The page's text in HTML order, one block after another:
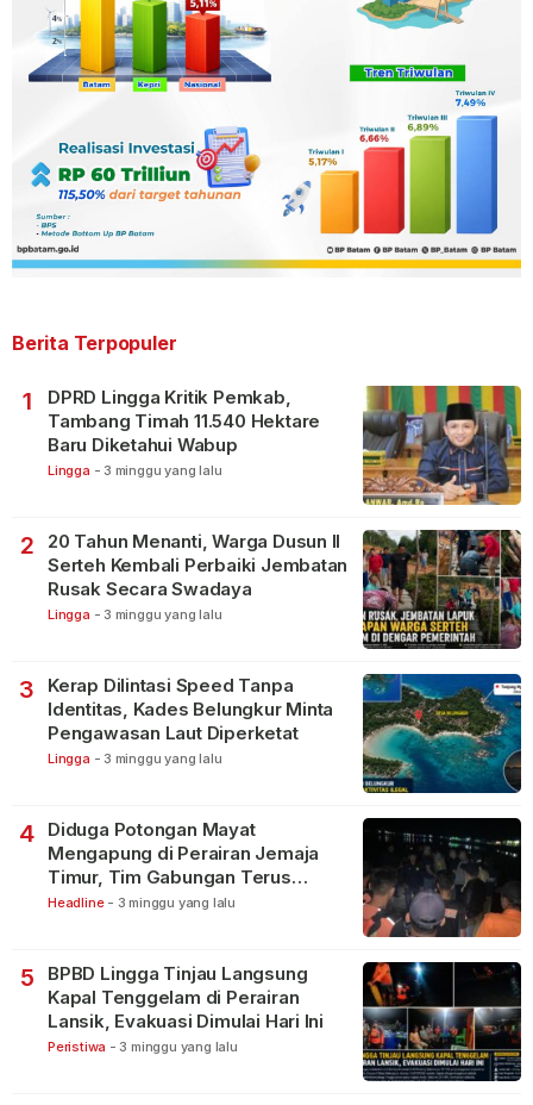
Berita Terpopuler
1
DPRD Lingga Kritik Pemkab,
Tambang Timah 11.540 Hektare
Baru Diketahui Wabup
Lingga - 3 minggu yang lalu
2
20 Tahun Menanti, Warga Dusun II
Serteh Kembali Perbaiki Jembatan
Rusak Secara Swadaya
Lingga - 3 minggu yang lalu
3
Kerap Dilintasi Speed Tanpa
Identitas, Kades Belungkur Minta
Pengawasan Laut Diperketat
Lingga - 3 minggu yang lalu
4
Diduga Potongan Mayat
Mengapung di Perairan Jemaja
Timur, Tim Gabungan Terus
Lakukan Pencarian
Headline - 3 minggu yang lalu
5
BPBD Lingga Tinjau Langsung
Kapal Tenggelam di Perairan
Lansik, Evakuasi Dimulai Hari Ini
Peristiwa - 3 minggu yang lalu